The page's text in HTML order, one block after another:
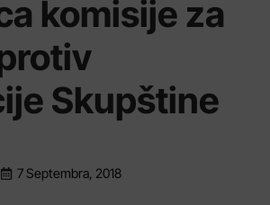
komisije za
Skupštine
7 Septembra, 2018